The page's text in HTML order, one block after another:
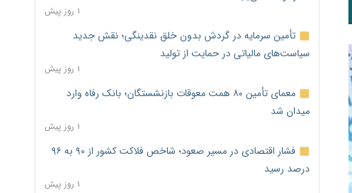
۱ روز پیش
تأمین سرمایه در گردش بدون خلق نقدینگی؛ نقش جدید
سیاست‌های مالیاتی در حمایت از تولید
۱ روز پیش
معمای تأمین ۸۰ همت معوقات بازنشستگان؛ بانک رفاه وارد
میدان شد
۱ روز پیش
فشار اقتصادی در مسیر صعود؛ شاخص فلاکت کشور از ۹۰ به ۹۶
درصد رسید
۱ روز پیش